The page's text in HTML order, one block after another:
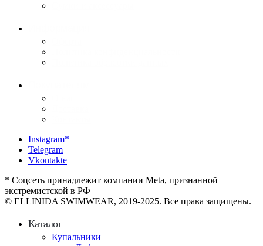
Instagram*
Telegram
Vkontakte
* Соцсеть принадлежит компании Meta, признанной
экстремистской в РФ
© ELLINIDA SWIMWEAR, 2019-2025. Все права защищены.
Каталог
Купальники